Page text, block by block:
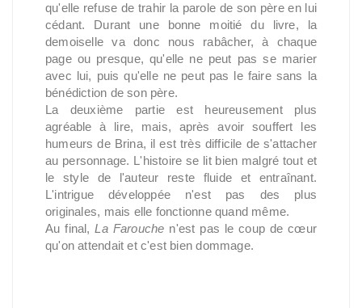
qu'elle refuse de trahir la parole de son père en lui
cédant. Durant une bonne moitié du livre, la
demoiselle va donc nous rabâcher, à chaque
page ou presque, qu'elle ne peut pas se marier
avec lui, puis qu'elle ne peut pas le faire sans la
bénédiction de son père.
La deuxième partie est heureusement plus
agréable à lire, mais, après avoir souffert les
humeurs de Brina, il est très difficile de s'attacher
au personnage. L'histoire se lit bien malgré tout et
le style de l'auteur reste fluide et entraînant.
L'intrigue développée n'est pas des plus
originales, mais elle fonctionne quand même.
Au final,La Farouche n'est pas le coup de cœur
qu'on attendait et c'est bien dommage.